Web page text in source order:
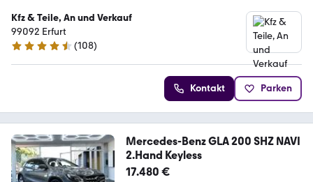
Kfz & Teile, An und Verkauf
99092 Erfurt
4.3 Sterne
(108)
Kontakt Parken
Mercedes-Benz GLA 200 SHZ NAVI
2.Hand Keyless
17.480 €